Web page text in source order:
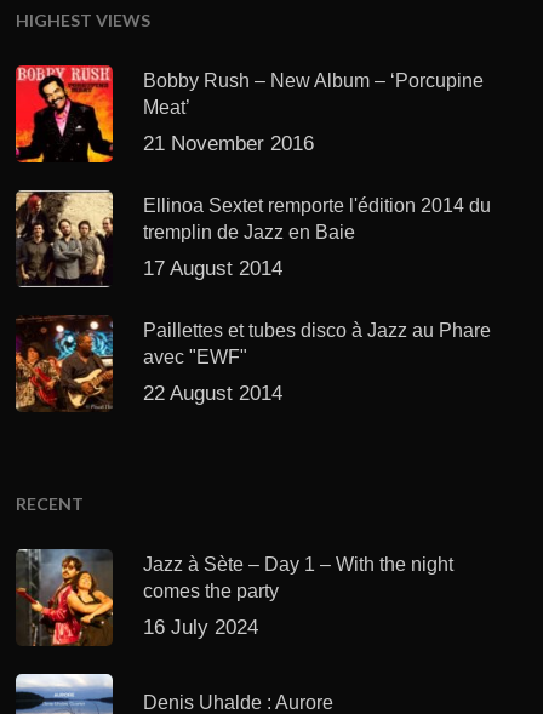
HIGHEST VIEWS
Bobby Rush – New Album – ‘Porcupine
Meat’
21 November 2016
Ellinoa Sextet remporte l'édition 2014 du
tremplin de Jazz en Baie
17 August 2014
Paillettes et tubes disco à Jazz au Phare
avec "EWF"
22 August 2014
RECENT
Jazz à Sète – Day 1 – With the night
comes the party
16 July 2024
Denis Uhalde : Aurore